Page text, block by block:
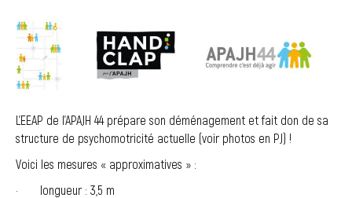
L’EEAP de l’APAJH 44 prépare son déménagement et fait don de sa
structure de psychomotricité actuelle (voir photos en PJ) !
Voici les mesures « approximatives » :
· longueur : 3,5 m